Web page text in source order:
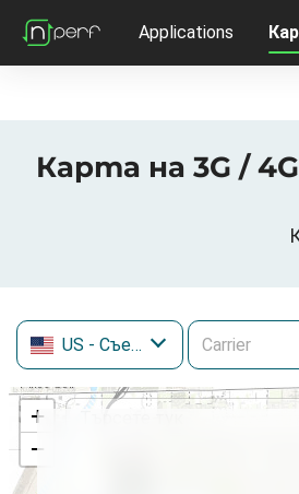
Applications
Карта на 3G /
US - Съединени щати
+
−